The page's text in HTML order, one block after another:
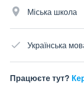
Міська школа
Українська
Працюєте тут?